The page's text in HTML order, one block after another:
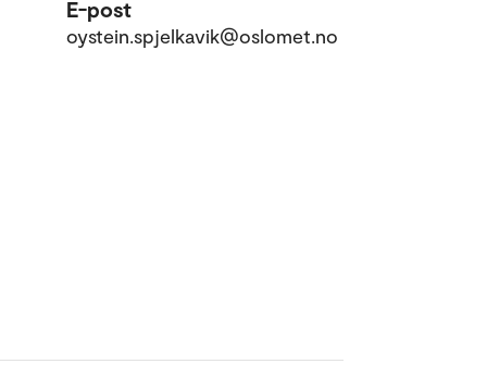
E-post
oystein.spjelkavik@oslomet.no